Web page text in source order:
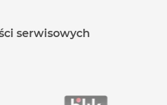
serwisowych